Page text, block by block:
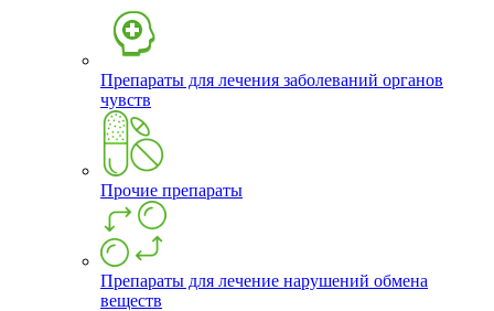
Препараты для лечения заболеваний органов
чувств
Прочие препараты
Препараты для лечение нарушений обмена
веществ